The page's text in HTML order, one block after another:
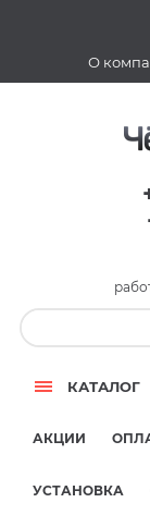
О
КАТАЛОГ
АКЦИИ
УСТАНОВКА